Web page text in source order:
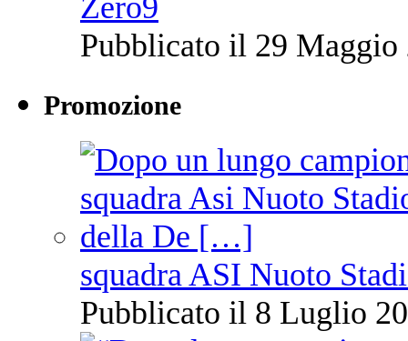
Pubblicato il 29 Maggio
Promozione
squadra ASI Nuoto
Pubblicato il 8 Luglio